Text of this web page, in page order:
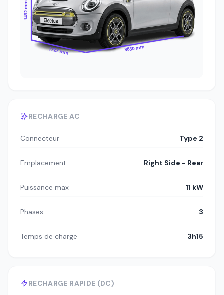
1432 mm
1727 mm 3850 mm
RECHARGE AC
Connecteur Type 2
Emplacement Right Side - Rear
Puissance max 11 kW
Phases 3
Temps de charge 3h15
RECHARGE RAPIDE (DC)